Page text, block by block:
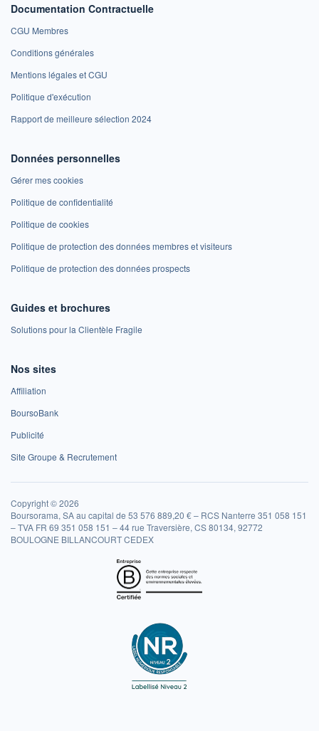
Documentation Contractuelle
CGU Membres
Conditions générales
Mentions légales et CGU
Politique d'exécution
Rapport de meilleure sélection 2024
Données personnelles
Gérer mes cookies
Politique de confidentialité
Politique de cookies
Politique de protection des données membres et visiteurs
Politique de protection des données prospects
Guides et brochures
Solutions pour la Clientèle Fragile
Nos sites
Affiliation
BoursoBank
Publicité
Site Groupe & Recrutement
Copyright © 2026
Boursorama, SA au capital de 53 576 889,20 € – RCS Nanterre 351 058 151
– TVA FR 69 351 058 151 – 44 rue Traversière, CS 80134, 92772
BOULOGNE BILLANCOURT CEDEX